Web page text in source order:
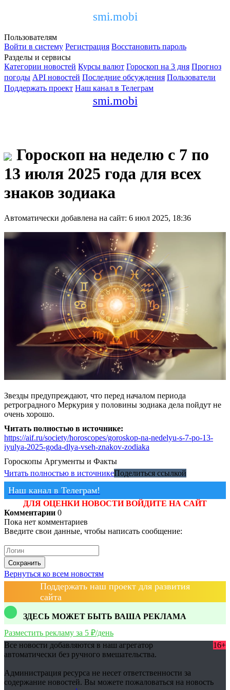
smi.mobi
Пользователям
Войти в систему Регистрация Восстановить пароль
Разделы и сервисы
Категории новостей Курсы валют Гороскоп на 3 дня Прогноз
погоды API новостей Последние обсуждения Пользователи
Поддержать проект Наш канал в Телеграм
smi.mobi
Гороскоп на неделю с 7 по
13 июля 2025 года для всех
знаков зодиака
Автоматически добавлена на сайт: 6 июл 2025, 18:36
Звезды предупреждают, что перед началом периода
ретроградного Меркурия у половины зодиака дела пойдут не
очень хорошо.
Читать полностью в источнике:
https://aif.ru/society/horoscopes/goroskop-na-nedelyu-s-7-po-13-
iyulya-2025-goda-dlya-vseh-znakov-zodiaka
Гороскопы Аргументы и Факты
Читать полностью в источникеПоделиться ссылкой
Наш канал в Телеграм!
ДЛЯ ОЦЕНКИ НОВОСТИ ВОЙДИТЕ НА САЙТ
Комментарии 0
Пока нет комментариев
Введите свои данные, чтобы написать сообщение:
Сохранить
Вернуться ко всем новостям
Поддержать наш проект для развития
сайта
ЗДЕСЬ МОЖЕТ БЫТЬ ВАША РЕКЛАМА
Разместить рекламу за 5 ₽/день
Все новости добавляются в наш агрегатор
автоматически без ручного вмешательства.
16+
Администрация ресурса не несет ответственности за
содержание новостей. Вы можете пожаловаться на новость